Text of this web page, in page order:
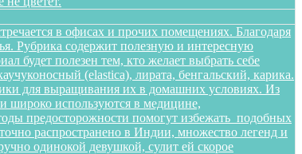
в офисах и прочих помещениях. Благодаря
Рубрика содержит полезную и интересную
будет полезен тем, кто желает выбрать себе
(elastica), лирата, бенгальский, карика.
для выращивания их в домашних условиях. Из
широко используются в медицине,
предосторожности помогут избежать подобных
распространено в Индии, множество легенд и
одинокой девушкой, сулит ей скорое